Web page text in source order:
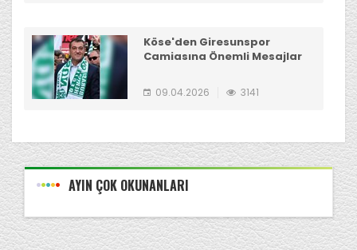
Köse'den Giresunspor
Camiasına Önemli Mesajlar
09.04.2026 3141
AYIN ÇOK OKUNANLARI